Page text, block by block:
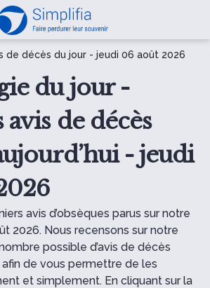
de décès du jour - jeudi 06 août 2026
du jour -
de décès
- jeudi
avis d’obsèques parus sur notre
2026. Nous recensons sur notre
possible d’avis de décès
de vous permettre de les
et simplement. En cliquant sur la